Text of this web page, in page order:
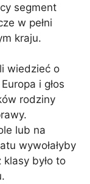
segment
w pełni
kraju.
wiedzieć o
i głos
rodziny
lub na
wywołałyby
było to